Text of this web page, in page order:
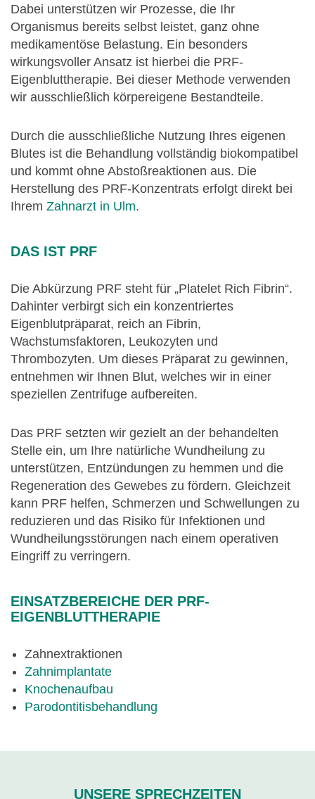
Dabei unterstützen wir Prozesse, die Ihr
Organismus bereits selbst leistet, ganz ohne
medikamentöse Belastung. Ein besonders
wirkungsvoller Ansatz ist hierbei die PRF-
Eigenbluttherapie. Bei dieser Methode verwenden
wir ausschließlich körpereigene Bestandteile.
Durch die ausschließliche Nutzung Ihres eigenen
Blutes ist die Behandlung vollständig biokompatibel
und kommt ohne Abstoßreaktionen aus. Die
Herstellung des PRF-Konzentrats erfolgt direkt bei
Ihrem Zahnarzt in Ulm.
DAS IST PRF
Die Abkürzung PRF steht für „Platelet Rich Fibrin“.
Dahinter verbirgt sich ein konzentriertes
Eigenblutpräparat, reich an Fibrin,
Wachstumsfaktoren, Leukozyten und
Thrombozyten. Um dieses Präparat zu gewinnen,
entnehmen wir Ihnen Blut, welches wir in einer
speziellen Zentrifuge aufbereiten.
Das PRF setzten wir gezielt an der behandelten
Stelle ein, um Ihre natürliche Wundheilung zu
unterstützen, Entzündungen zu hemmen und die
Regeneration des Gewebes zu fördern. Gleichzeit
kann PRF helfen, Schmerzen und Schwellungen zu
reduzieren und das Risiko für Infektionen und
Wundheilungsstörungen nach einem operativen
Eingriff zu verringern.
EINSATZBEREICHE DER PRF-
EIGENBLUTTHERAPIE
Zahnextraktionen
Zahnimplantate
Knochenaufbau
Parodontitisbehandlung
UNSERE SPRECHZEITEN